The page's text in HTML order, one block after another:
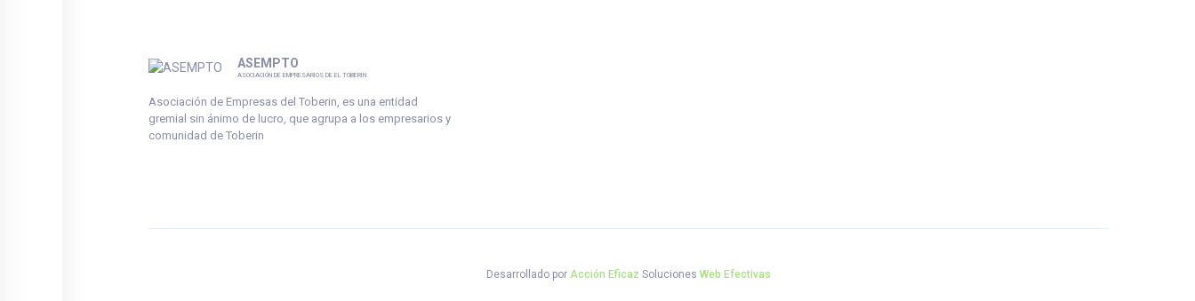
ASEMPTO
ASOCIACIÓN DE EMPRESARIOS DE EL TOBERIN
Asociación de Empresas del Toberin, es una entidad
gremial sin ánimo de lucro, que agrupa a los empresarios y
comunidad de Toberin
Desarrollado por Acción Eficaz Soluciones Web Efectivas